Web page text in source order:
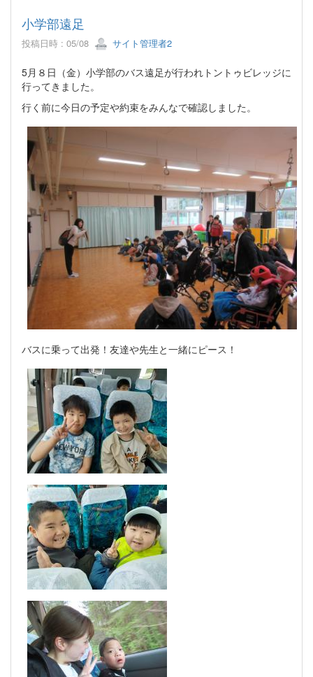
小学部遠足
投稿日時 : 05/08 サイト管理者2
5月８日（金）小学部のバス遠足が行われトントゥビレッジに
行ってきました。
行く前に今日の予定や約束をみんなで確認しました。
バスに乗って出発！友達や先生と一緒にピース！